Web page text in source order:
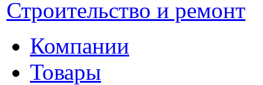
Строительство и ремонт
Компании
Товары